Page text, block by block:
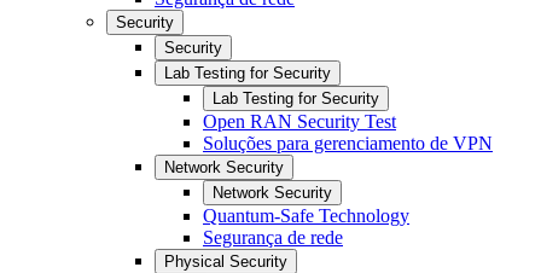
Security
Security
Lab Testing for Security
Lab Testing for Security
Open RAN Security Test
Soluções para gerenciamento de VPN
Network Security
Network Security
Quantum-Safe Technology
Segurança de rede
Physical Security